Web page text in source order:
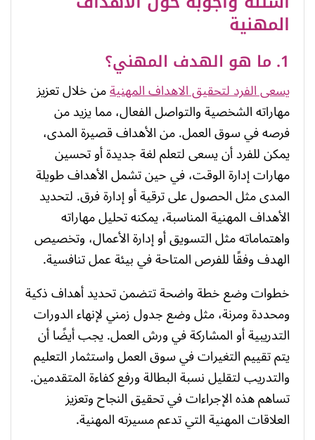
المهنية
1. ما هو الهدف المهني؟
يسعى الفرد لتحقيق الاهداف المهنيةمن خلال تعزيز
مهاراته الشخصية والتواصل الفعال، مما يزيد من
فرصه في سوق العمل. من الأهداف قصيرة المدى،
يمكن للفرد أن يسعى لتعلم لغة جديدة أو تحسين
مهارات إدارة الوقت، في حين تشمل الأهداف طويلة
المدى مثل الحصول على ترقية أو إدارة فرق. لتحديد
الأهداف المهنية المناسبة، يمكنه تحليل مهاراته
واهتماماته مثل التسويق أو إدارة الأعمال، وتخصيص
الهدف وفقًا للفرص المتاحة في بيئة عمل تنافسية.
خطوات وضع خطة واضحة تتضمن تحديد أهداف ذكية
ومحددة ومرنة، مثل وضع جدول زمني لإنهاء الدورات
التدريبية أو المشاركة في ورش العمل. يجب أيضًا أن
يتم تقييم التغيرات في سوق العمل واستثمار التعليم
والتدريب لتقليل نسبة البطالة ورفع كفاءة المتقدمين.
تساهم هذه الإجراءات في تحقيق النجاح وتعزيز
العلاقات المهنية التي تدعم مسيرته المهنية.